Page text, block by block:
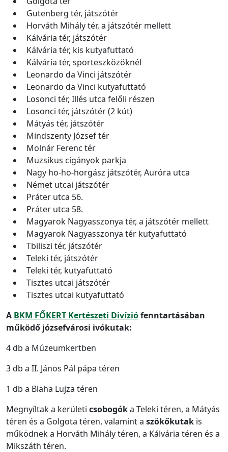
Gutenberg tér, játszótér
Horváth Mihály tér, a játszótér mellett
Kálvária tér, játszótér
Kálvária tér, kis kutyafuttató
Kálvária tér, sporteszközöknél
Leonardo da Vinci játszótér
Leonardo da Vinci kutyafuttató
Losonci tér, Illés utca felőli részen
Losonci tér, játszótér (2 kút)
Mátyás tér, játszótér
Mindszenty József tér
Molnár Ferenc tér
Muzsikus cigányok parkja
Nagy ho-ho-horgász játszótér, Auróra utca
Német utcai játszótér
Práter utca 56.
Práter utca 58.
Magyarok Nagyasszonya tér, a játszótér mellett
Magyarok Nagyasszonya tér kutyafuttató
Tbiliszi tér, játszótér
Teleki tér, játszótér
Teleki tér, kutyafuttató
Tisztes utcai játszótér
Tisztes utcai kutyafuttató
A BKM FŐKERT Kertészeti Divíziófenntartásában
működő józsefvárosi ivókutak:
4 db a Múzeumkertben
3 db a II. János Pál pápa téren
1 db a Blaha Lujza téren
Megnyíltak a kerületi csobogóka Teleki téren, a Mátyás
téren és a Golgota téren, valamint a szökőkutak is
működnek a Horváth Mihály téren, a Kálvária téren és a
Mikszáth téren.